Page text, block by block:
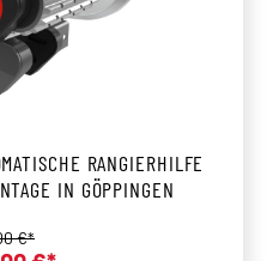
RANGIERHILFE
IN GÖPPINGEN
Preis:
€*